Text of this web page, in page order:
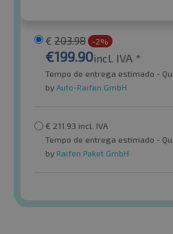
€ 203.98 -2%
€199.90incl. IVA *
Tempo de entrega estimado -
by Auto-Raifen GmbH
€ 211.93 incl. IVA
Tempo de entrega estimado -
by Raifen Paket GmbH